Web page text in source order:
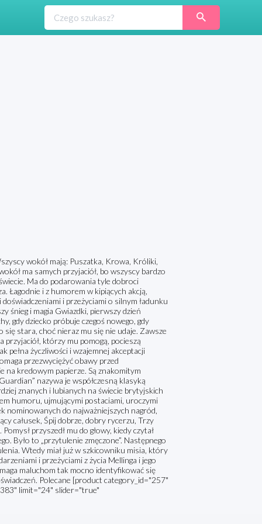
wokół mają: Puszatka, Krowa, Króliki,
ma samych przyjaciół, bo wszyscy bardzo
Ma do podarowania tyle dobroci
Łagodnie i z humorem w kipiących akcją,
i przeżyciami o silnym ładunku
śnieg i magia Gwiazdki, pierwszy dzień
gdy dziecko próbuje czegoś nowego, gdy
się stara, choć nieraz mu się nie udaje. Zawsze
przyjaciół, którzy mu pomogą, pocieszą
pełna życzliwości i wzajemnej akceptacji
przezwyciężyć obawy przed
na kredowym papierze. Są znakomitym
nazywa je współczesną klasyką
znanych i lubianych na świecie brytyjskich
humoru, ujmującymi postaciami, uroczymi
nominowanych do najważniejszych nagród,
całusek, Śpij dobrze, dobry rycerzu, Trzy
przyszedł mu do głowy, kiedy czytał
Było to „przytulenie zmęczone”. Następnego
Wtedy miał już w szkicowniku misia, który
i przeżyciami z życia Mellinga i jego
maluchom tak mocno identyfikować się
Polecane [product category_id="257"
limit="24" slider="true"